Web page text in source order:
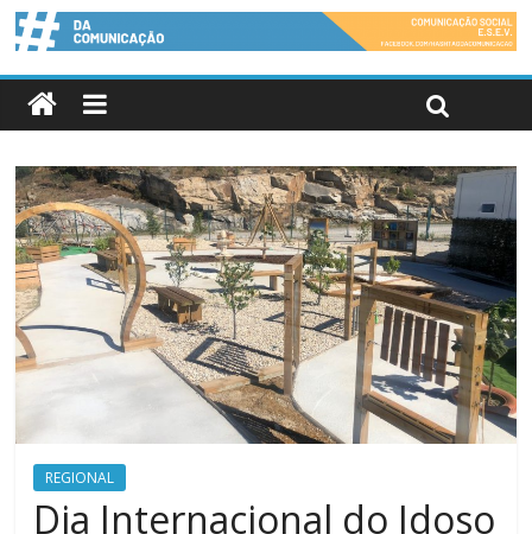
REGIONAL
Dia Internacional do Idoso